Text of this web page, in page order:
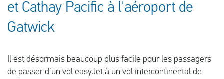
Connexion manquée
Notre service
et Cathay Pacific à l'aéroport de
Gatwick
Il est désormais beaucoup plus facile pour les passagers
de passer d'un vol easyJet à un vol intercontinental de